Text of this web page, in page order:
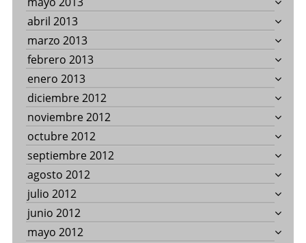
abril 2013
marzo 2013
febrero 2013
enero 2013
diciembre 2012
noviembre 2012
octubre 2012
septiembre 2012
agosto 2012
julio 2012
junio 2012
mayo 2012